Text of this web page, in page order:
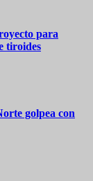
para
tiroides
golpea con